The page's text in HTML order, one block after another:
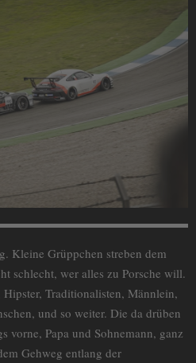
Kleine Grüppchen streben dem
schlecht, wer alles zu Porsche will.
Traditionalisten, Männlein,
und so weiter. Die da drüben
vorne, Papa und Sohnemann, ganz
Gehweg entlang der